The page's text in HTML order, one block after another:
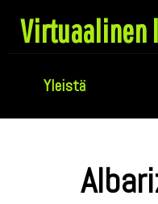
Virtuaalinen
Yleistä